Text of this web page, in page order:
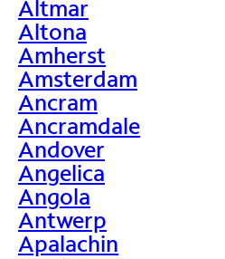
Altmar
Altona
Amherst
Amsterdam
Ancram
Ancramdale
Andover
Angelica
Angola
Antwerp
Apalachin